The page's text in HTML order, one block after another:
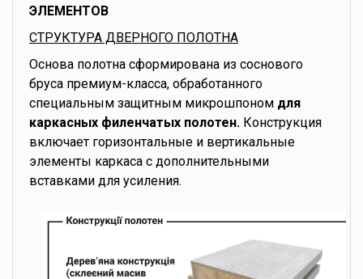
ЭЛЕМЕНТОВ
СТРУКТУРА ДВЕРНОГО ПОЛОТНА
Основа полотна сформирована из соснового
бруса премиум-класса, обработанного
специальным защитным микрошпоном для
каркасных филенчатых полотен. Конструкция
включает горизонтальные и вертикальные
элементы каркаса с дополнительными
вставками для усиления.